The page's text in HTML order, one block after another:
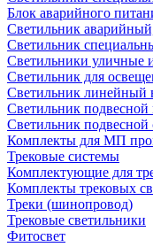
Блок аварийного
Светильник
Светильник
Светильники
Светильник для
Светильник линейный
Светильник
Светильник подвесной
Комплекты для МП
Трековые системы
Комплектующие для
Комплекты трековых
Треки (шинопровод)
Трековые светильники
Фитосвет